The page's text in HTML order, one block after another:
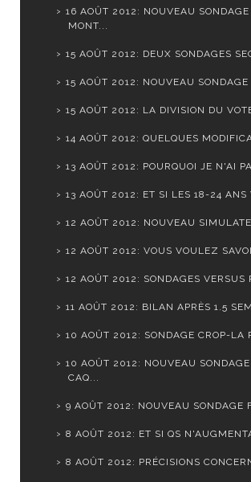
16 AOÛT 2012: NOUVEAU SONDAGE
MONT...
15 AOÛT 2012: DEUX SONDAGES
15 AOÛT 2012: NOUVEAU SONDAGE
15 AOÛT 2012: LA DIVISION DU
14 AOÛT 2012: QUELQUES
13 AOÛT 2012: POURQUOI JE N'AI
13 AOÛT 2012: ET SI LES 18-24 ANS
12 AOÛT 2012: NOUVEAU
12 AOÛT 2012: VOUS VOULEZ
12 AOÛT 2012: SONDAGES VERSUS
11 AOÛT 2012: BILAN APRÈS 1.5
10 AOÛT 2012: SONDAGE CROP-LA
10 AOÛT 2012: NOUVEAU
CAQ...
9 AOÛT 2012: NOUVEAU SONDAGE
8 AOÛT 2012: ET SI QS
8 AOÛT 2012: PRÉCISIONS